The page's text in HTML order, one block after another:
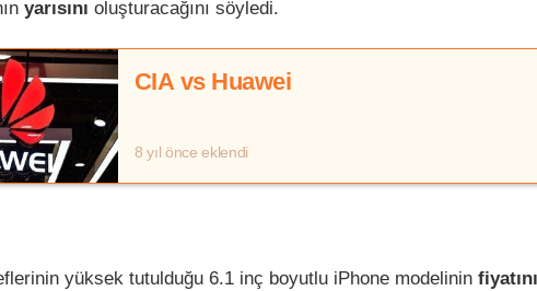
yarısını oluşturacağını söyledi.
CIA vs Huawei
8 yıl önce eklendi
yüksek tutulduğu 6.1 inç boyutlu iPhone modelinin fiyatını